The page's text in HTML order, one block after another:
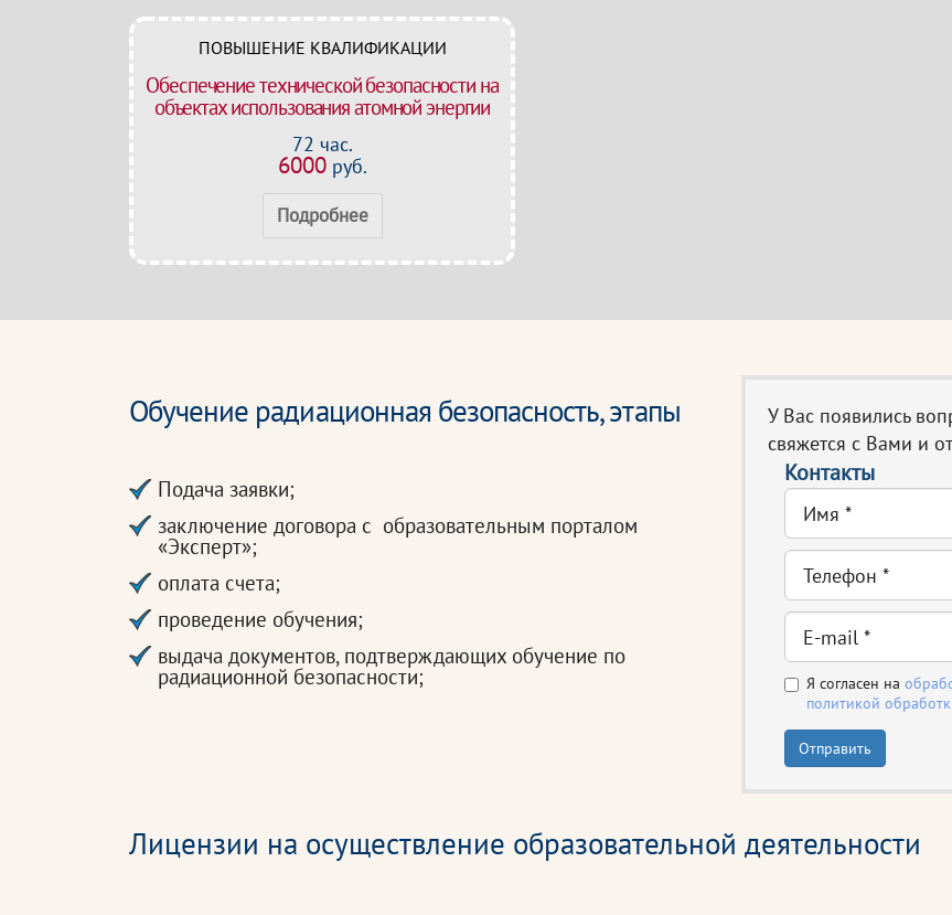
ПОВЫШЕНИЕ КВАЛИФИКАЦИИ
Обеспечение технической безопасности на
объектах использования атомной энергии
72 час.
6000руб.
Подробнее
Обучение радиационная безопасность, этапы
Подача заявки;
заключение договора с образовательным порталом
«Эксперт»;
оплата счета;
проведение обучения;
выдача документов, подтверждающих обучение по
радиационной безопасности;
У Вас появились
свяжется с Вами и
Контакты
Я согласен на
политикой
Отправить
Лицензии на осуществление образовательной деятельности